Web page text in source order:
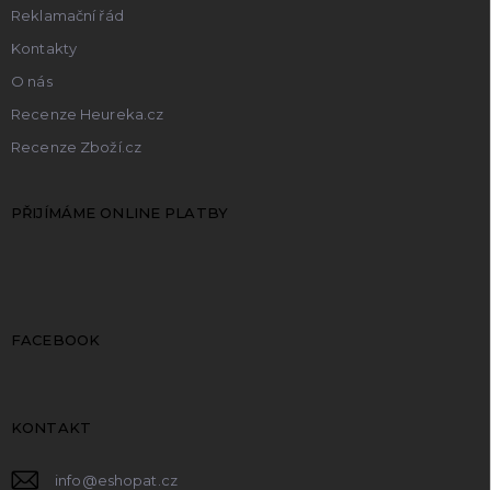
Reklamační řád
Kontakty
O nás
Recenze Heureka.cz
Recenze Zboží.cz
PŘIJÍMÁME ONLINE PLATBY
FACEBOOK
KONTAKT
info@eshopat.cz